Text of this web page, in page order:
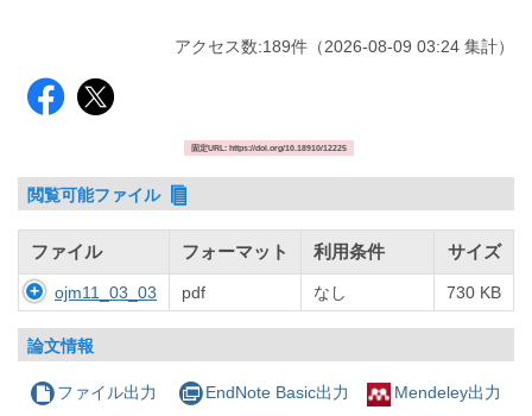
アクセス数:189件 （2026-08-09 03:24 集計）
固定URL: https://doi.org/10.18910/12225
閲覧可能ファイル
ファイル フォーマット 利用条件 サイズ
ojm11_03_03 pdf なし 730 KB
論文情報
ファイル出力 EndNote Basic出力 Mendeley出力